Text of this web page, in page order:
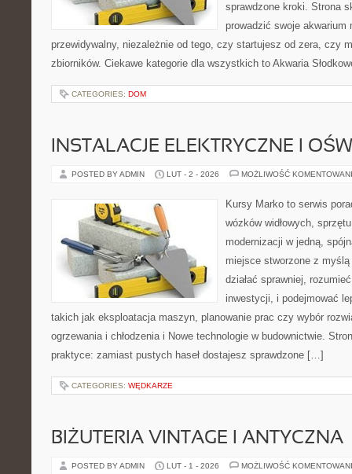
sprawdzone kroki. Strona
prowadzić swoje akwarium
przewidywalny, niezależnie od tego, czy startujesz od zera, czy
zbiorników. Ciekawe kategorie dla wszystkich to Akwaria
CATEGORIES: DOM
INSTALACJE ELEKTRYCZNE I
POSTED BY ADMIN LUT - 2 - 2026 MOŻLIWOŚĆ
Kursy Marko to serwis
wózków widłowych,
modernizacji w jedną,
miejsce stworzone z
działać sprawniej,
inwestycji, i podejmować
takich jak eksploatacja maszyn, planowanie prac czy wybór
ogrzewania i chłodzenia i Nowe technologie w budownictwie.
praktyce: zamiast pustych haseł dostajesz sprawdzone […]
CATEGORIES: WĘDKARZE
BIŻUTERIA VINTAGE I ANTYCZNA
POSTED BY ADMIN LUT - 1 - 2026 MOŻLIWOŚĆ